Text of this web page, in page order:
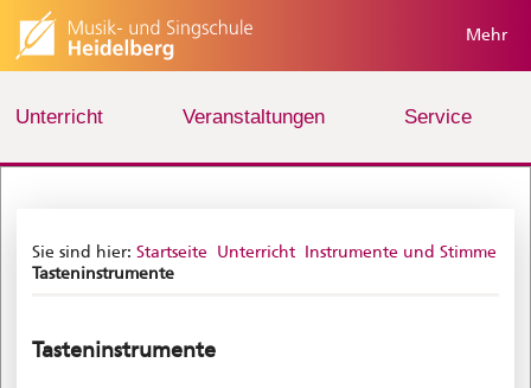
Mehr
Unterricht Veranstaltungen Service
Sie sind hier: Startseite Unterricht Instrumente und Stimme
Tasteninstrumente
Tasteninstrumente